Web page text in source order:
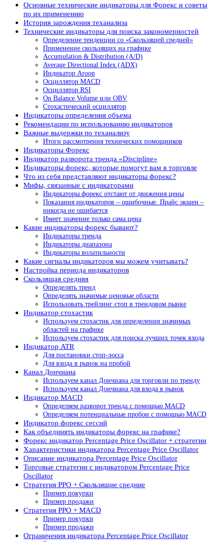
Основные технические индикаторы для Форекс и советы
по их применению
История зарождения теханализа
Технические индикаторы для поиска закономерностей
Определение тенденции со «Скользящей средней»
Применение скользящих на графике
Accumulation & Distribution (A/D)
Average Directional Index (ADX)
Индикатор Aroon
Осциллятор MACD
Осциллятор RSI
On Balance Volume или OBV
Стохастический осциллятор
Индикаторы определения объема
Рекомендации по использованию индикаторов
Важные выдержки по теханализу
Итоги рассмотрения технических помощников
Индикаторы Форекс
Индикатор разворота тренда «Discipline»
Индикаторы форекс, которые помогут вам в торговле
Что из себя представляют индикаторы форекс?
Мифы, связанные с индикаторами
Индикаторы форекс отстают от движения цены
Показания индикаторов – ошибочные. Прайс экшен –
никогда не ошибается
Имеет значение только сама цена
Какие индикаторы форекс бывают?
Индикаторы тренда
Индикаторы диапазона
Индикаторы волатильности
Какие сигналы индикаторов мы можем учитывать?
Настройка периода индикаторов
Скользящая средняя
Определять тренд
Определять значимые ценовые области
Использовать трейлинг стоп в трендовом рынке
Индикатор стохастик
Используем стохастик для определения значимых
областей на графике
Используем стохастик для поиска лучших точек входа
Индикатор ATR
Для постановки стоп-лосса
Для входа в рынок на пробой
Канал Дончиана
Используем канал Дончиана для торговли по тренду
Используем канал Дончиана для входа в рынок
Индикатор MACD
Определяем разворот тренда с помощью MACD
Определяем потенциальные пробои с помощью MACD
Индикатор форекс сессий
Как объединять индикаторы форекс на графике?
Форекс индикатор Percentage Price Oscillator + стратегии
Характеристики индикатора Percentage Price Oscillator
Описание индикатора Percentage Price Oscillator
Торговые стратегии с индикатором Percentage Price
Oscillator
Стратегия PPO + Скользящие средние
Пример покупки
Пример продажи
Стратегия PPO + MACD
Пример покупки
Пример продажи
Ограничения индикатора Percentage Price Oscillator